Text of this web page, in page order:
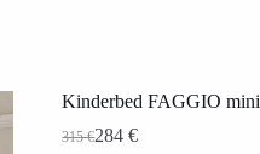
Kinderbed FAGGIO mini
315€284€